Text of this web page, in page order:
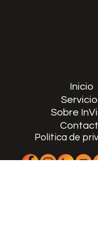
Inicio
Sobre
Política de